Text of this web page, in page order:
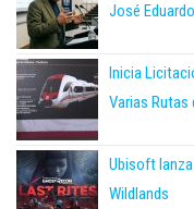
José
Inicia
Varias Rutas
Ubisoft
Wildlands